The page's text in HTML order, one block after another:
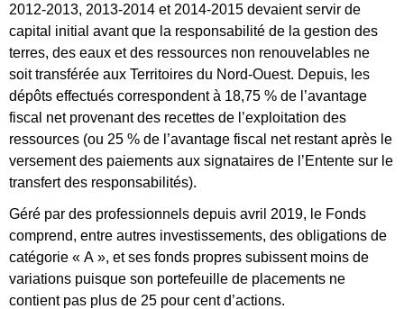
2012-2013, 2013-2014 et 2014-2015 devaient servir de
capital initial avant que la responsabilité de la gestion des
terres, des eaux et des ressources non renouvelables ne
soit transférée aux Territoires du Nord-Ouest. Depuis, les
dépôts effectués correspondent à 18,75 % de l’avantage
fiscal net provenant des recettes de l’exploitation des
ressources (ou 25 % de l’avantage fiscal net restant après le
versement des paiements aux signataires de l’Entente sur le
transfert des responsabilités).
Géré par des professionnels depuis avril 2019, le Fonds
comprend, entre autres investissements, des obligations de
catégorie « A », et ses fonds propres subissent moins de
variations puisque son portefeuille de placements ne
contient pas plus de 25 pour cent d’actions.